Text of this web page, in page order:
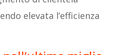
elevata l’efficienza